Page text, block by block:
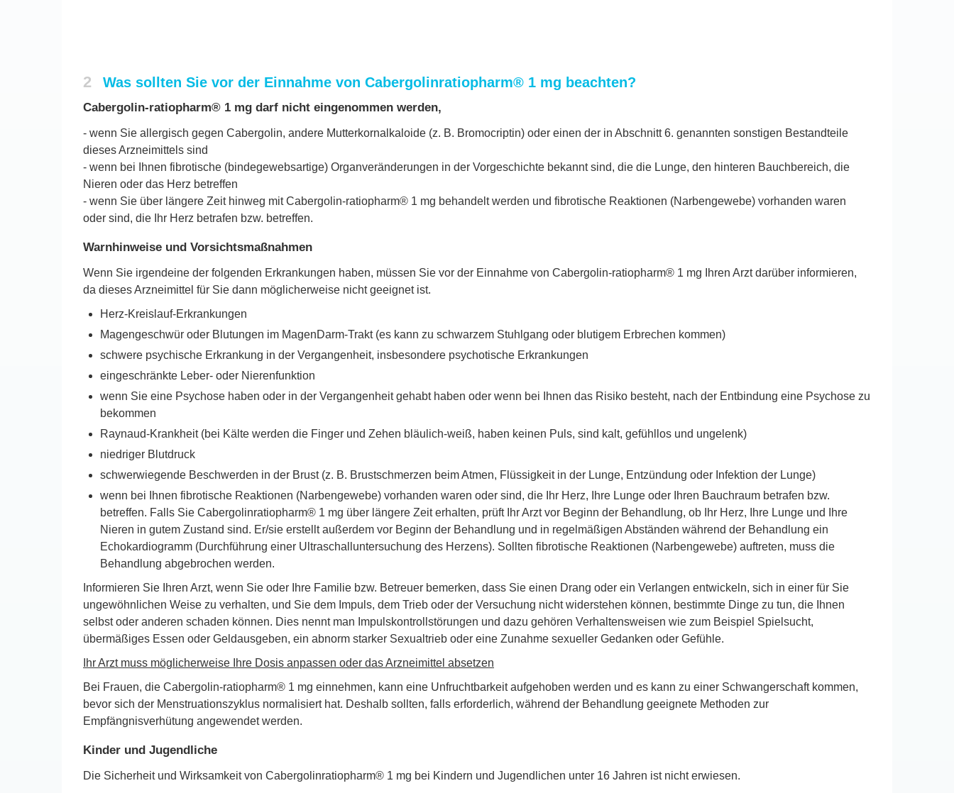
2 Was sollten Sie vor der Einnahme von Cabergolinratiopharm® 1 mg beachten?
Cabergolin-ratiopharm® 1 mg darf nicht eingenommen werden,
- wenn Sie allergisch gegen Cabergolin, andere Mutterkornalkaloide (z. B. Bromocriptin) oder einen der in Abschnitt 6. genannten sonstigen Bestandteile
dieses Arzneimittels sind
- wenn bei Ihnen fibrotische (bindegewebsartige) Organveränderungen in der Vorgeschichte bekannt sind, die die Lunge, den hinteren Bauchbereich, die
Nieren oder das Herz betreffen
- wenn Sie über längere Zeit hinweg mit Cabergolin-ratiopharm® 1 mg behandelt werden und fibrotische Reaktionen (Narbengewebe) vorhanden waren
oder sind, die Ihr Herz betrafen bzw. betreffen.
Warnhinweise und Vorsichtsmaßnahmen
Wenn Sie irgendeine der folgenden Erkrankungen haben, müssen Sie vor der Einnahme von Cabergolin-ratiopharm® 1 mg Ihren Arzt darüber informieren,
da dieses Arzneimittel für Sie dann möglicherweise nicht geeignet ist.
Herz-Kreislauf-Erkrankungen
Magengeschwür oder Blutungen im MagenDarm-Trakt (es kann zu schwarzem Stuhlgang oder blutigem Erbrechen kommen)
schwere psychische Erkrankung in der Vergangenheit, insbesondere psychotische Erkrankungen
eingeschränkte Leber- oder Nierenfunktion
wenn Sie eine Psychose haben oder in der Vergangenheit gehabt haben oder wenn bei Ihnen das Risiko besteht, nach der Entbindung eine Psychose zu
bekommen
Raynaud-Krankheit (bei Kälte werden die Finger und Zehen bläulich-weiß, haben keinen Puls, sind kalt, gefühllos und ungelenk)
niedriger Blutdruck
schwerwiegende Beschwerden in der Brust (z. B. Brustschmerzen beim Atmen, Flüssigkeit in der Lunge, Entzündung oder Infektion der Lunge)
wenn bei Ihnen fibrotische Reaktionen (Narbengewebe) vorhanden waren oder sind, die Ihr Herz, Ihre Lunge oder Ihren Bauchraum betrafen bzw.
betreffen. Falls Sie Cabergolinratiopharm® 1 mg über längere Zeit erhalten, prüft Ihr Arzt vor Beginn der Behandlung, ob Ihr Herz, Ihre Lunge und Ihre
Nieren in gutem Zustand sind. Er/sie erstellt außerdem vor Beginn der Behandlung und in regelmäßigen Abständen während der Behandlung ein
Echokardiogramm (Durchführung einer Ultraschalluntersuchung des Herzens). Sollten fibrotische Reaktionen (Narbengewebe) auftreten, muss die
Behandlung abgebrochen werden.
Informieren Sie Ihren Arzt, wenn Sie oder Ihre Familie bzw. Betreuer bemerken, dass Sie einen Drang oder ein Verlangen entwickeln, sich in einer für Sie
ungewöhnlichen Weise zu verhalten, und Sie dem Impuls, dem Trieb oder der Versuchung nicht widerstehen können, bestimmte Dinge zu tun, die Ihnen
selbst oder anderen schaden können. Dies nennt man Impulskontrollstörungen und dazu gehören Verhaltensweisen wie zum Beispiel Spielsucht,
übermäßiges Essen oder Geldausgeben, ein abnorm starker Sexualtrieb oder eine Zunahme sexueller Gedanken oder Gefühle.
Ihr Arzt muss möglicherweise Ihre Dosis anpassen oder das Arzneimittel absetzen
Bei Frauen, die Cabergolin-ratiopharm® 1 mg einnehmen, kann eine Unfruchtbarkeit aufgehoben werden und es kann zu einer Schwangerschaft kommen,
bevor sich der Menstruationszyklus normalisiert hat. Deshalb sollten, falls erforderlich, während der Behandlung geeignete Methoden zur
Empfängnisverhütung angewendet werden.
Kinder und Jugendliche
Die Sicherheit und Wirksamkeit von Cabergolinratiopharm® 1 mg bei Kindern und Jugendlichen unter 16 Jahren ist nicht erwiesen.